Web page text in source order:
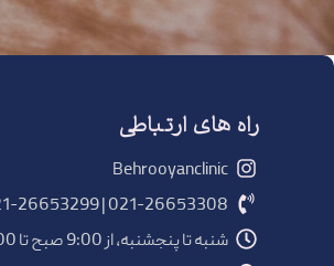
راه های ارتباطی
Behrooyanclinic
021-26653308 | 021-26653299
شنبه تا پنجشنبه، از 9:00 صبح تا 7:00 شب